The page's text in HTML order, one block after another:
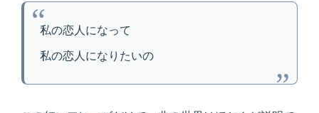
私の恋人になって
私の恋人になりたいの